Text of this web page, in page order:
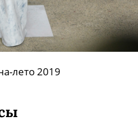
лето 2019